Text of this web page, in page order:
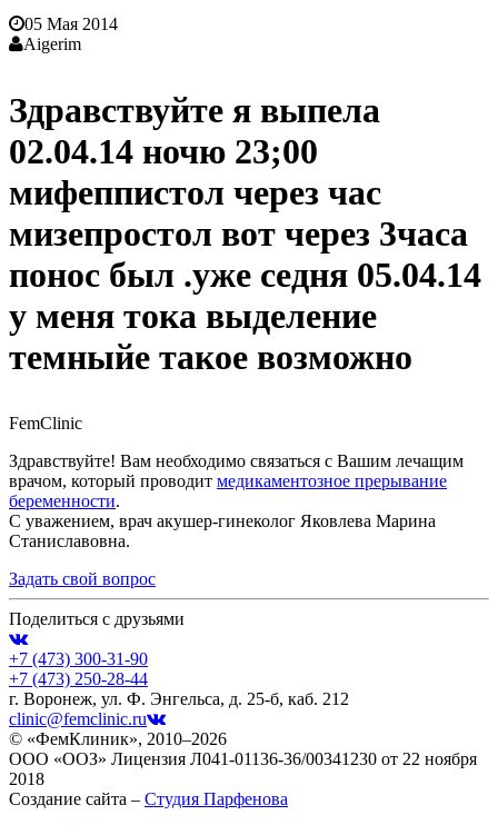
05 Мая 2014
Aigerim
Здравствуйте я выпела
02.04.14 ночю 23;00
мифеппистол через час
мизепростол вот через 3часа
понос был .уже седня 05.04.14
у меня тока выделение
темныйе такое возможно
FemClinic
Здравствуйте! Вам необходимо связаться с Вашим лечащим
врачом, который проводит медикаментозное прерывание
беременности.
С уважением, врач акушер-гинеколог Яковлева Марина
Станиславовна.
Задать свой вопрос
Поделиться с друзьями
+7 (473) 300-31-90
+7 (473) 250-28-44
г. Воронеж, ул. Ф. Энгельса, д. 25-б, каб. 212
clinic@femclinic.ru
© «ФемКлиник», 2010–2026
ООО «ООЗ» Лицензия Л041-01136-36/00341230 от 22 ноября
2018
Создание сайта – Студия Парфенова